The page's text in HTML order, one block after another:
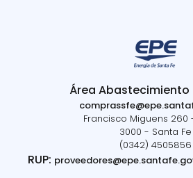
Área Abastecimiento
Francisco Miguens 260
3000 - Santa Fe
(0342) 4505856
RUP: